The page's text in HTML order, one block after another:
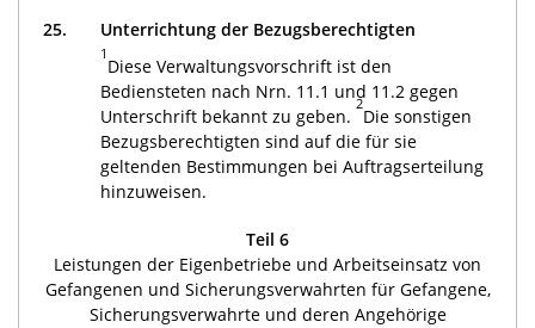
25.
Unterrichtung der Bezugsberechtigten
1
Diese Verwaltungsvorschrift ist den
Bediensteten nach Nrn. 11.1 und 11.2 gegen
Unterschrift bekannt zu geben.
2
Die sonstigen
Bezugsberechtigten sind auf die für sie
geltenden Bestimmungen bei Auftragserteilung
hinzuweisen.
Teil 6
Leistungen der Eigenbetriebe und Arbeitseinsatz von
Gefangenen und Sicherungsverwahrten für Gefangene,
Sicherungsverwahrte und deren Angehörige